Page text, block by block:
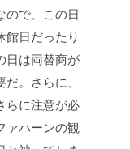
ので、この日
館日だったり
日は両替商が
。さらに、
らに注意が必
ァハーンの観